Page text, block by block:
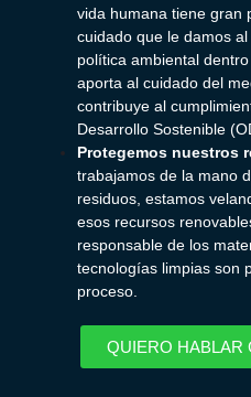
vida humana tiene gran
cuidado que le damos
política ambiental
aporta al cuidado del
contribuye al
Desarrollo Sostenible
Protegemos nuestros
trabajamos de la mano
residuos, estamos
esos recursos
responsable de los
tecnologías limpias son
proceso.
QUIERO HABLAR